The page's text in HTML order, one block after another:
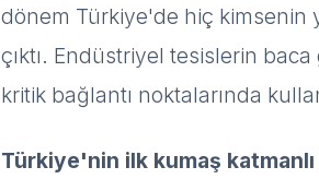
dönem Türkiye'de hiç kimsenin
çıktı. Endüstriyel tesislerin
kritik bağlantı noktalarında
Türkiye'nin ilk kumaş